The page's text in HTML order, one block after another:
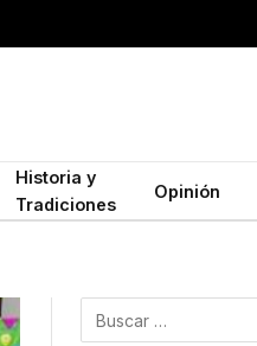
Historia y
Tradiciones
Opinión